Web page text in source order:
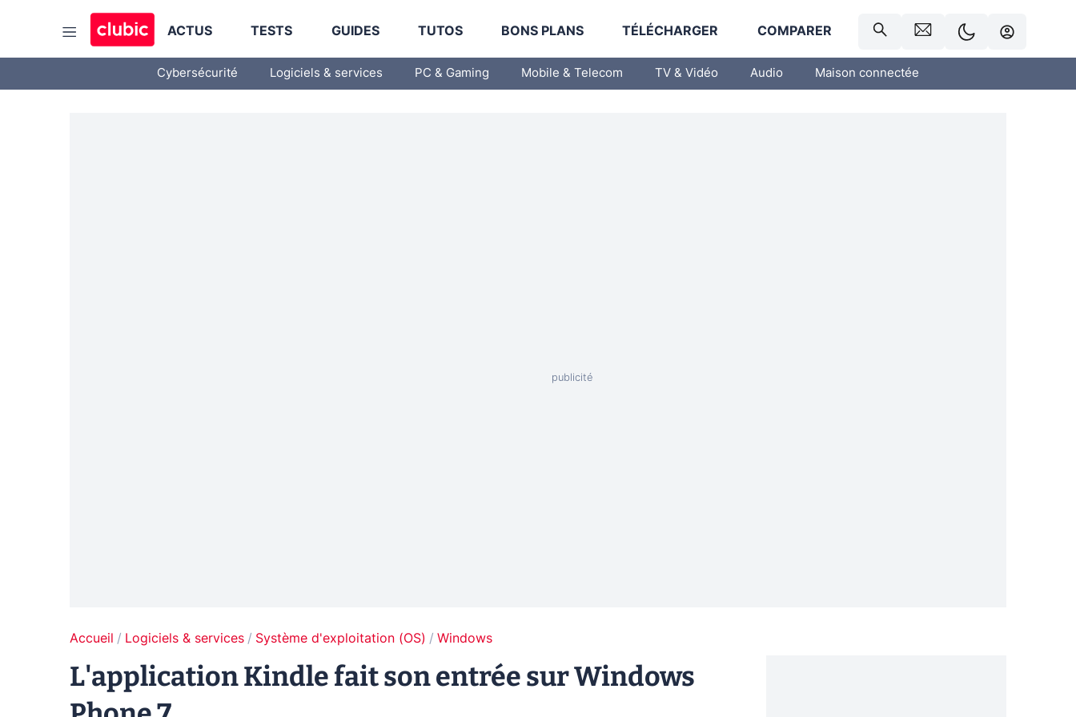
ACTUS TESTS GUIDES TUTOS BONS PLANS TÉLÉCHARGER COMPARER
Cybersécurité Logiciels & services PC & Gaming Mobile & Telecom TV & Vidéo Audio Maison connectée
Accueil Logiciels & services Système d'exploitation (OS) Windows
L'application Kindle fait son entrée sur Windows